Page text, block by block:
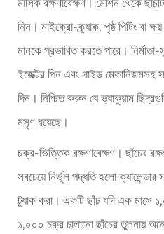
মাসিক রক্ষণাবেক্ষণ। মেশিন থেকে
নিন। মাইক্রো-ক্র্যাক, পৃষ্ঠ পিটিং বা
মানকে প্রভাবিত করতে পারে।
ইজেক্টর পিন এবং গাইড
দিন। নিশ্চিত করুন যে ভ্যাকুয়াম
মসৃণ রয়েছে।
চক্র-ভিত্তিক রক্ষণাবেক্ষণ। ছাঁচের
সবচেয়ে নির্ভুল পদ্ধতি হলো ক্যালেন্ডার
ট্র্যাক করা। একটি ছাঁচ যদি এক মাসে
১,০০০ চক্র চালানো ছাঁচের তুলনায়